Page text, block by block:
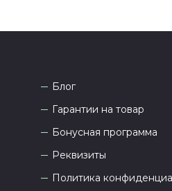
Блог
Гарантии на товар
Бонусная программа
Реквизиты
Политика